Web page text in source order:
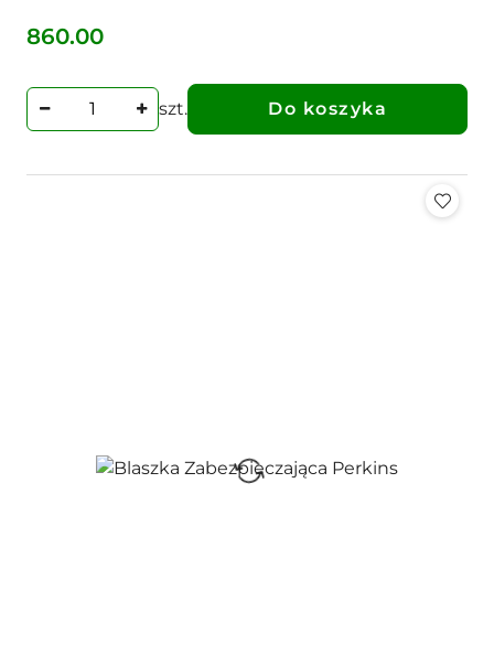
Cena:
860.00
szt. Do koszyka